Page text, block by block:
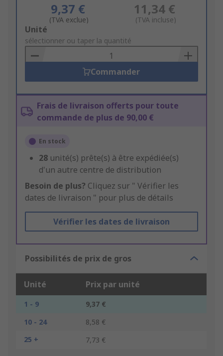
9,37 €
(TVA exclue)
11,34 €
(TVA incluse)
Add
to
Basket
Unité
sélectionner ou taper la quantité
Commander
Frais de livraison offerts pour toute
commande de plus de 90,00 €
En stock
28 unité(s) prête(s) à être expédiée(s)
d'un autre centre de distribution
Besoin de plus? Cliquez sur " Vérifier les
dates de livraison " pour plus de détails
Vérifier les dates de livraison
Possibilités de prix de gros
Unité Prix par unité
1 - 9
9,37 €
10 - 24
8,58 €
25 +
7,73 €